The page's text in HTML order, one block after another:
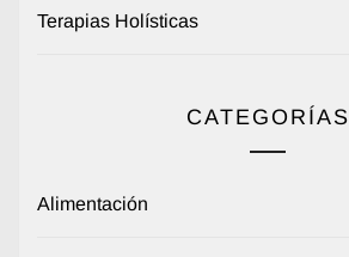
Terapias Holísticas
CATEGORÍAS
Alimentación